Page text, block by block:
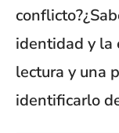
identidad y la
lectura y una
identificarlo